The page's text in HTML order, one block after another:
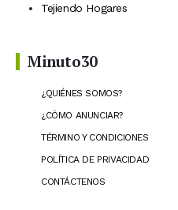
Tejiendo Hogares
Minuto30
¿QUIÉNES SOMOS?
¿CÓMO ANUNCIAR?
TÉRMINO Y CONDICIONES
POLÍTICA DE PRIVACIDAD
CONTÁCTENOS